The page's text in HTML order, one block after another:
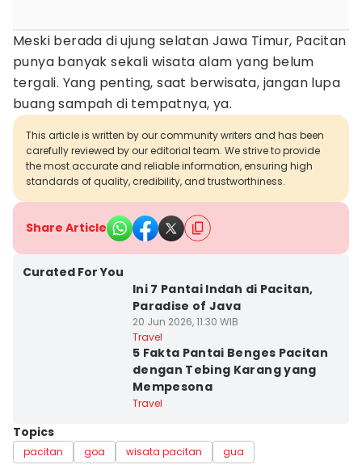
Meski berada di ujung selatan Jawa Timur, Pacitan
punya banyak sekali wisata alam yang belum
tergali. Yang penting, saat berwisata, jangan lupa
buang sampah di tempatnya, ya.
This article is written by our community writers and has been
carefully reviewed by our editorial team. We strive to provide
the most accurate and reliable information, ensuring high
standards of quality, credibility, and trustworthiness.
Share Article
Curated For You
Ini 7 Pantai Indah di Pacitan,
Paradise of Java
20 Jun 2026, 11:30 WIB
Travel
5 Fakta Pantai Benges Pacitan
dengan Tebing Karang yang
Mempesona
Travel
Topics
pacitan goa wisata pacitan gua